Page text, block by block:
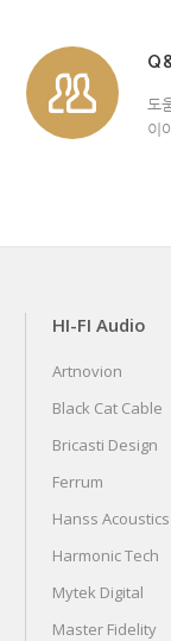
도
이
HI-FI Audio
Artnovion
Black Cat Cable
Bricasti Design
Ferrum
Hanss Acoustics
Harmonic Tech
Mytek Digital
Master Fidelity